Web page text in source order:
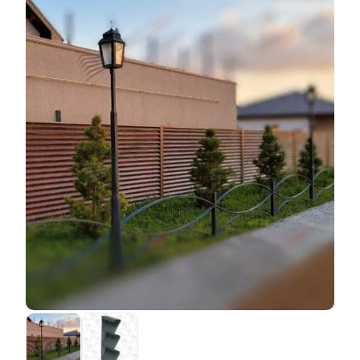
учитывать при их выборе.
Так,полиэстерное
покрытие наносится на заводах
наших поставщиков, которые самостоятельно
покрывают каждый лист металла специальным
покрытием, толщиной 40-60 микрон. Говоря о
качестве, нужно заметить, что чем толще покрытие,
тем оно надежней. Также сталь может покрываться
как с одной стороны, так и с двух, зависимо от того,
для каких целей она будет использоваться. Если
покрытие наносится только с одной стороны, то с
другой металл грунтуется, чтобы обеспечить его
защиту от воздействия окружающей среды.
Соответственно, оба варианта сильно отличаются
по стоимости, зависимо от количества используемых
материалов для производства конкретного листа.
Единственным недостатком такого выбора покрытия
является то, что поскольку листы металла уже
приходят к нам с покрытием, чтобы случайно его не
используемых материалов и трудовых затрат,
необходимых на производство конструкции.
Например, чтобы сделать одну секцию «Люкс»
глубиной 50 мм и высотой 110 мм без использования
нахлеста, потребуется использовать меньше стали,
чем на такую же конструкцию, но с глубиной 80 мм и
нахлестом 20 мм. Соответственно меняется
трудоемкость работы, отсюда и выплывает разница в
цене. Таким образом заказчик платит только за
расходы материалов и зарплату, выплачиваемую
работникам.